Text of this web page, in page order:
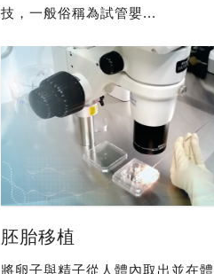
技，一般俗稱為試管嬰...
胚胎移植
將卵子與精子從人體內取出並在體